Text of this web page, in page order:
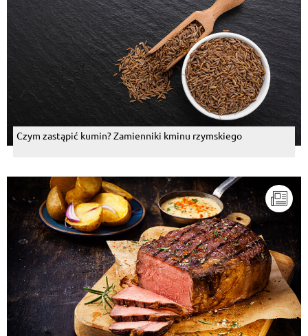
Czym zastąpić kumin? Zamienniki kminu rzymskiego